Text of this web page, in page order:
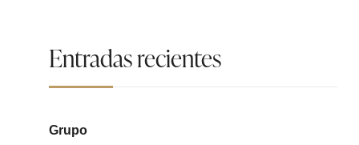
Entradas recientes
Grupo